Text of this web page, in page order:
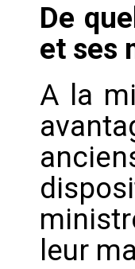
De
et ses
A la
leur